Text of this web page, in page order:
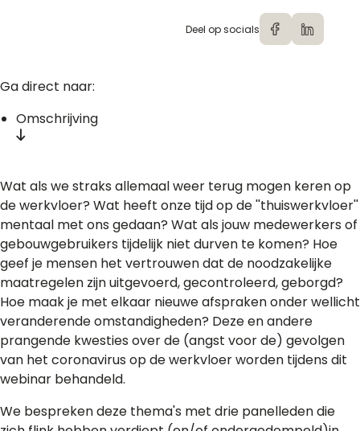
Deel op socials
Ga direct naar:
Omschrijving
Wat als we straks allemaal weer terug mogen keren op
de werkvloer? Wat heeft onze tijd op de ''thuiswerkvloer''
mentaal met ons gedaan? Wat als jouw medewerkers of
gebouwgebruikers tijdelijk niet durven te komen? Hoe
geef je mensen het vertrouwen dat de noodzakelijke
maatregelen zijn uitgevoerd, gecontroleerd, geborgd?
Hoe maak je met elkaar nieuwe afspraken onder wellicht
veranderende omstandigheden? Deze en andere
prangende kwesties over de (angst voor de) gevolgen
van het coronavirus op de werkvloer worden tijdens dit
webinar behandeld.
We bespreken deze thema's met drie panelleden die